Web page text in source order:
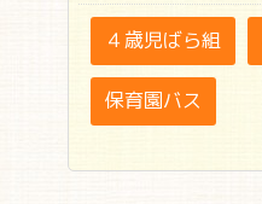
４歳児ばら組
保育園バス